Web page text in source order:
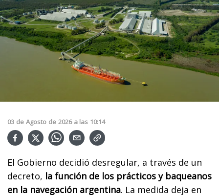
03 de Agosto de 2026 a las 10:14
El Gobierno decidió desregular, a través de un
decreto, la función de los prácticos y baqueanos
en la navegación argentina. La medida deja en